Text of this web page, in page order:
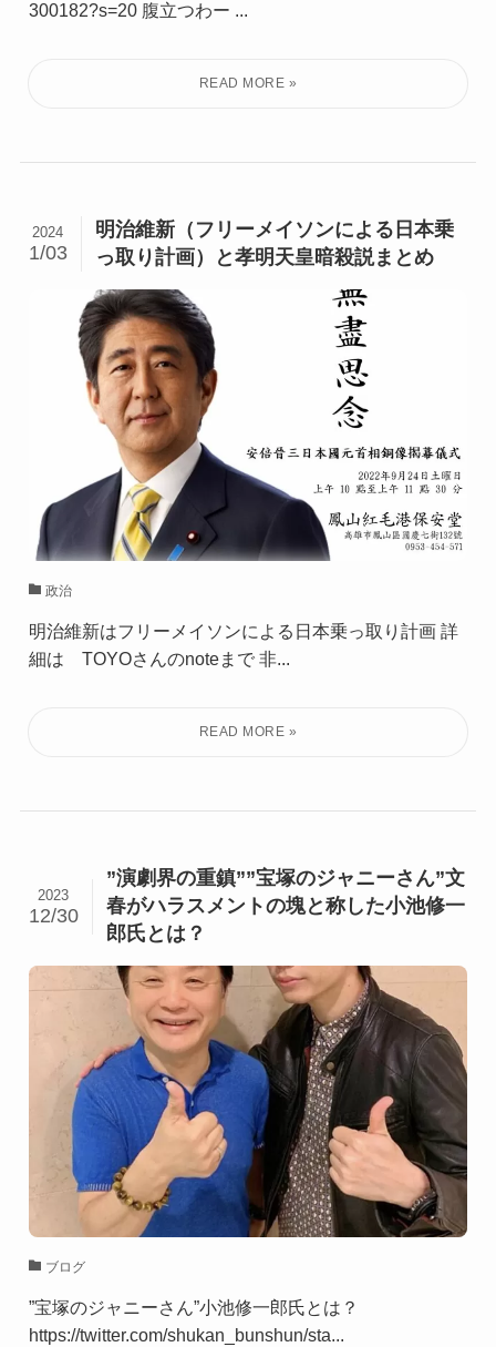
300182?s=20 腹立つわー ...
明治維新（フリーメイソンによる日本乗
っ取り計画）と孝明天皇暗殺説まとめ
2024
1/03
政治
明治維新はフリーメイソンによる日本乗っ取り計画 詳
細は TOYOさんのnoteまで 非...
”演劇界の重鎮””宝塚のジャニーさん”文
春がハラスメントの塊と称した小池修一
郎氏とは？
2023
12/30
ブログ
”宝塚のジャニーさん”小池修一郎氏とは？
https://twitter.com/shukan_bunshun/sta...